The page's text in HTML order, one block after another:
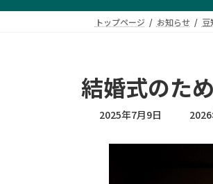
トップページ お知らせ 豆
結婚式のた
2025年7月9日
最
更